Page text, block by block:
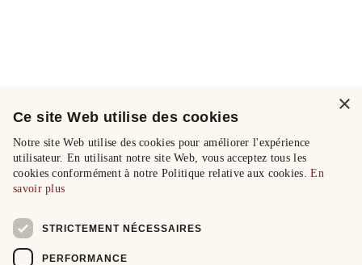
×
Ce site Web utilise des cookies
Notre site Web utilise des cookies pour améliorer l'expérience
utilisateur. En utilisant notre site Web, vous acceptez tous les
cookies conformément à notre Politique relative aux cookies.En
savoir plus
STRICTEMENT NÉCESSAIRES
PERFORMANCE